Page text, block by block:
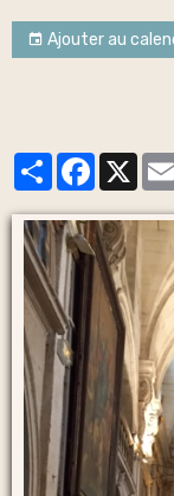
Ajouter au
PartagerFacebook
X